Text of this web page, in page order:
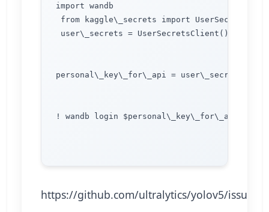
import wandb
from kaggle\_secrets import
user\_secrets = UserSecretsClient()
personal\_key\_for\_api =
! wandb login $personal\_key\_for\_api
https://github.com/ultralytics/yolov5/issues/